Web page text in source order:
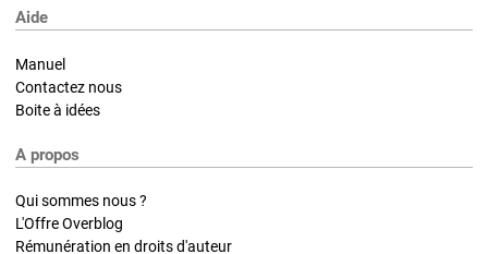
Aide
Manuel
Contactez nous
Boite à idées
A propos
Qui sommes nous ?
L'Offre Overblog
Rémunération en droits d'auteur